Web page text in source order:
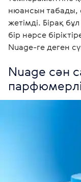
нюансын табады,
жетімді. Бірақ
бір нәрсе
Nuage-ге деген
Nuage сән